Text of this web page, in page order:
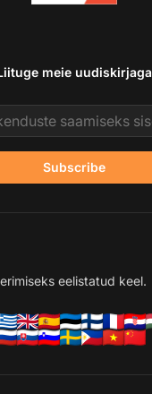
meie uudiskirjaga
Subscribe
eelistatud keel.